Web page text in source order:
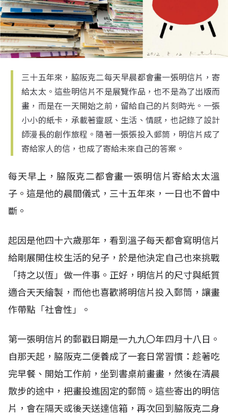
三十五年來，脇阪克二每天早晨都會畫一張明信片，寄
給太太。這些明信片不是展覽作品，也不是為了出版而
畫，而是在一天開始之前，留給自己的片刻時光。一張
小小的紙卡，承載著靈感、生活、情感，也記錄了設計
師漫長的創作旅程。隨著一張張投入郵筒，明信片成了
寄給家人的信，也成了寄給未來自己的答案。
每天早上，脇阪克二都會畫一張明信片寄給太太溫
子。這是他的晨間儀式，三十五年來，一日也不曾中
斷。
起因是他四十六歲那年，看到溫子每天都會寫明信片
給剛展開住校生活的兒子，於是他決定自己也來挑戰
「持之以恆」做一件事。正好，明信片的尺寸與紙質
適合天天繪製，而他也喜歡將明信片投入郵筒，讓畫
作帶點「社會性」。
第一張明信片的郵戳日期是一九九〇年四月十八日。
自那天起，脇阪克二便養成了一套日常習慣：趁著吃
完早餐、開始工作前，坐到書桌前畫畫，然後在清晨
散步的途中，把畫投進固定的郵筒。這些寄出的明信
片，會在隔天或後天送達信箱，再次回到脇阪克二身